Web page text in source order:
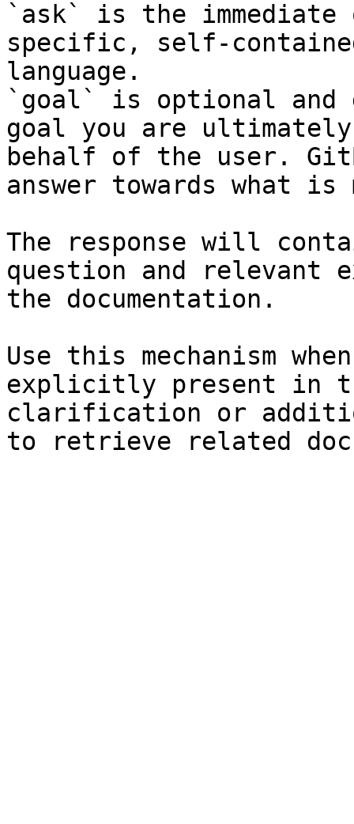
`ask` is the
specific, self-
language.
`goal` is optional and
goal you are
behalf of the user.
answer towards what
The response will
question and relevant
the documentation.
Use this mechanism
explicitly present in
clarification or